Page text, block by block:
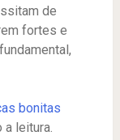
de
fortes e
bonitas
leitura.